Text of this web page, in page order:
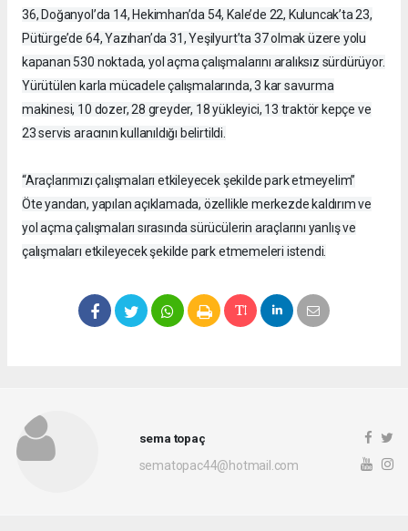
36, Doğanyol’da 14, Hekimhan’da 54, Kale’de 22, Kuluncak’ta 23,
Pütürge’de 64, Yazıhan’da 31, Yeşilyurt’ta 37 olmak üzere yolu
kapanan 530 noktada, yol açma çalışmalarını aralıksız sürdürüyor.
Yürütülen karla mücadele çalışmalarında, 3 kar savurma
makinesi, 10 dozer, 28 greyder, 18 yükleyici, 13 traktör kepçe ve
23 servis aracının kullanıldığı belirtildi.
“Araçlarımızı çalışmaları etkileyecek şekilde park etmeyelim”
Öte yandan, yapılan açıklamada, özellikle merkezde kaldırım ve
yol açma çalışmaları sırasında sürücülerin araçlarını yanlış ve
çalışmaları etkileyecek şekilde park etmemeleri istendi.
sema topaç
sematopac44@hotmail.com